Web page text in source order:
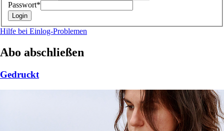
Passwort*
Hilfe bei Einlog-Problemen
Abo abschließen
Gedruckt